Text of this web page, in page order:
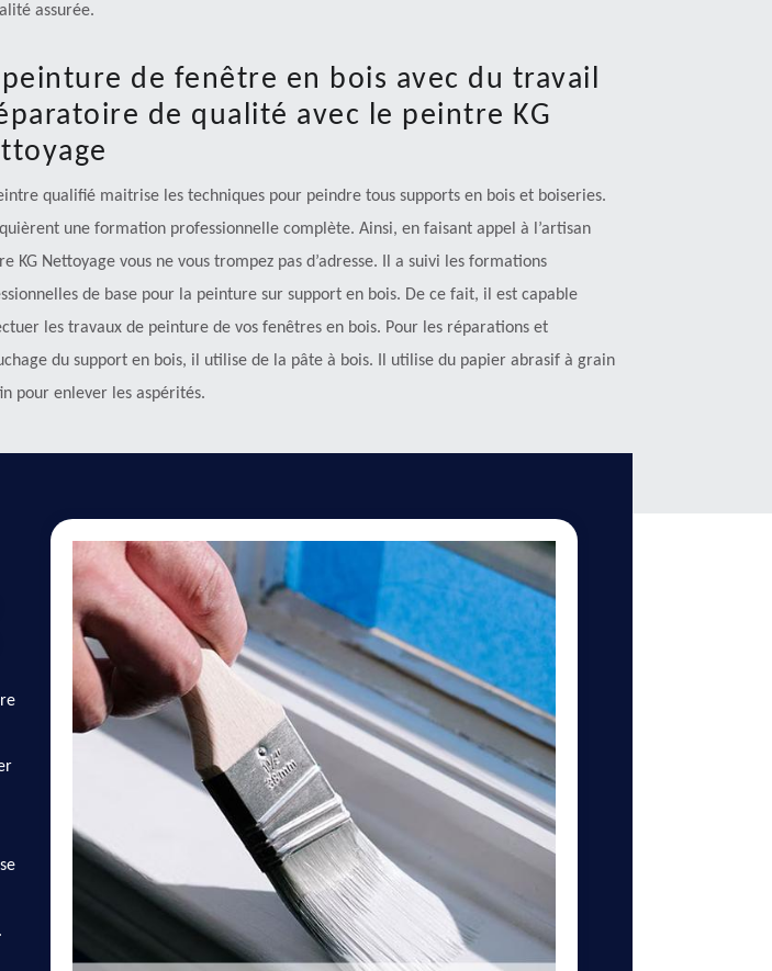
assurée.
peinture de fenêtre en bois avec du travail
de qualité avec le peintre KG
qualifié maitrise les techniques pour peindre tous supports en bois et boiseries.
une formation professionnelle complète. Ainsi, en faisant appel à l’artisan
KG Nettoyage vous ne vous trompez pas d’adresse. Il a suivi les formations
de base pour la peinture sur support en bois. De ce fait, il est capable
les travaux de peinture de vos fenêtres en bois. Pour les réparations et
du support en bois, il utilise de la pâte à bois. Il utilise du papier abrasif à grain
pour enlever les aspérités.